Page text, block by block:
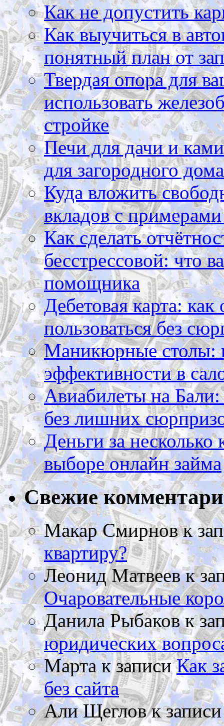
Как не допустить
Как выучиться в
понятный план от
Твердая опора для
использовать
стройке
Печи для дачи и
для загородного дома
Куда вложить
вкладов с
Как сделать
бесстрессовой: что
помощника
Дебетовая карта:
пользоваться без
Маникюрные столы:
эффективности в
Авиабилеты на Бали:
без лишних
Деньги за
выборе онлайн займа
Свежие
Макар Смирновк
квартиру?
Леонид Матвеевк
Очаровательные
Данила Рыбаковк
юридических
Мартак записиКак
без сайта
Али Щегловк